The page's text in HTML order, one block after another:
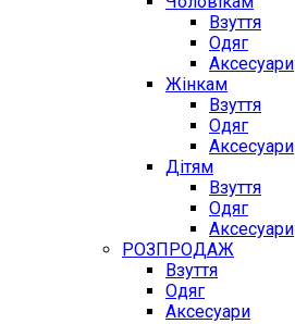
Взуття
Одяг
Аксесуари
Жінкам
Взуття
Одяг
Аксесуари
Дітям
Взуття
Одяг
Аксесуари
РОЗПРОДАЖ
Взуття
Одяг
Аксесуари